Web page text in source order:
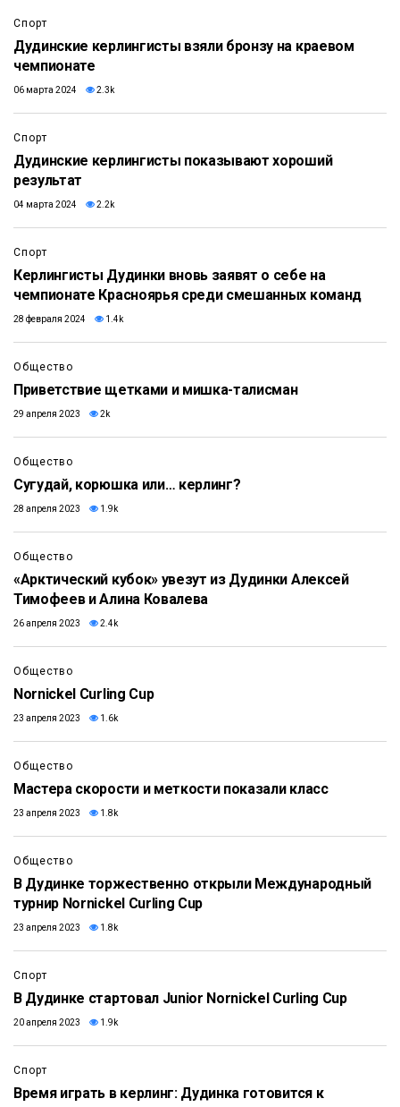
Спорт
Дудинские керлингисты взяли бронзу на краевом
чемпионате
06 марта 2024 2.3k
Спорт
Дудинские керлингисты показывают хороший
результат
04 марта 2024 2.2k
Спорт
Керлингисты Дудинки вновь заявят о себе на
чемпионате Красноярья среди смешанных команд
28 февраля 2024 1.4k
Общество
Приветствие щетками и мишка-талисман
29 апреля 2023 2k
Общество
Сугудай, корюшка или… керлинг?
28 апреля 2023 1.9k
Общество
«Арктический кубок» увезут из Дудинки Алексей
Тимофеев и Алина Ковалева
26 апреля 2023 2.4k
Общество
Nornickel Curling Cup
23 апреля 2023 1.6k
Общество
Мастера скорости и меткости показали класс
23 апреля 2023 1.8k
Общество
В Дудинке торжественно открыли Международный
турнир Nornickel Curling Cup
23 апреля 2023 1.8k
Спорт
В Дудинке стартовал Junior Nornickel Curling Cup
20 апреля 2023 1.9k
Спорт
Время играть в керлинг: Дудинка готовится к